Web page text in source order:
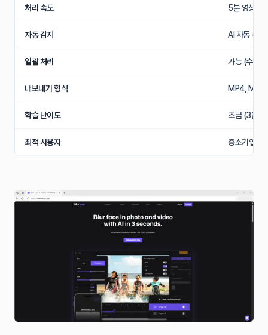
처리 속도 5분 영상
자동 감지 AI 자동
일괄 처리 가능 (수백
내보내기 형식 MP4,
학습 난이도 초급 (3단계)
최적 사용자 중소기업,